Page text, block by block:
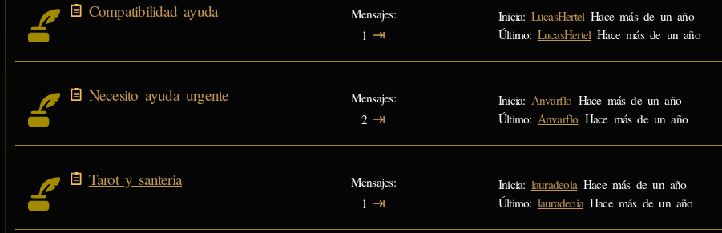
Compatibilidad ayuda
Mensajes
1 ⇥
Inicia: LucasHertel Hace más de un año
Último: LucasHertel Hace más de un año
Necesito ayuda urgente
Mensajes
2 ⇥
Inicia: Anvarflo Hace más de un año
Último: Anvarflo Hace más de un año
Tarot y santeria
Mensajes
1 ⇥
Inicia: lauradeoia Hace más de un año
Último: lauradeoia Hace más de un año